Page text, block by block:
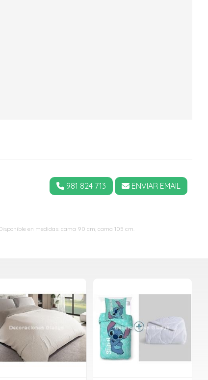
en medidas: cama 90 cm; cama 105 cm.
981 824 713 ENVIAR EMAIL